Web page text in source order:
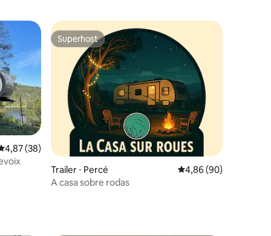
de uma avaliação média de 5, 38 avaliações
4,87 (38)
Superhost
Superhost
Trailer ⋅ Percé 4,86 de uma
4,86 (90)
A casa sobre rodas